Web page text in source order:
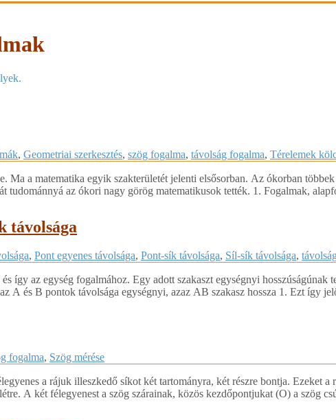
, Geometriai szerkesztés, szög fogalma, távolság fogalma, Térelemek
Ma a matematika egyik szakterületét jelenti elsősorban. Az ókorban
tudománnyá az ókori nagy görög matematikusok tették. 1. Fogalmak,
távolsága
, Pont egyenes távolsága, Pont-sík távolsága, Síl-sík távolsága,
így az egység fogalmához. Egy adott szakaszt egységnyi
A és B pontok távolsága egységnyi, azaz AB szakasz hossza 1. Ezt így
fogalma, Szög mérése
a rájuk illeszkedő síkot két tartományra, két részre bontja. Ezeket
A két félegyenest a szög szárainak, közös kezdőpontjukat (O) a szög